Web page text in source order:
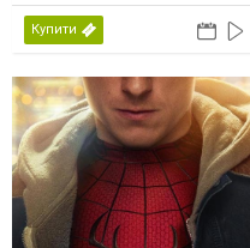
Купити